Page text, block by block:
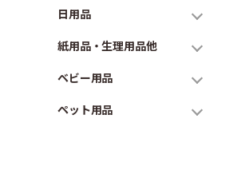
日用品
紙用品・生理用品他
ベビー用品
ペット用品